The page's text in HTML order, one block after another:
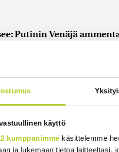
käyttö
kumppanimme käsittelemme
ja lukemaan tietoa laitteeltasi,
Putinin Venäjä
| Sensaatiolehti piti
myös natseille itselleen
Julius